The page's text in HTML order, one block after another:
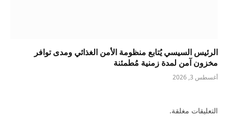
الرئيس السيسي يُتابع منظومة الأمن الغذائي ومدى توافر
مخزون آمن لمدة زمنية مُطمئنة
أغسطس 3, 2026
التعليقات مغلقة.